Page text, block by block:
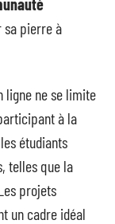
sa pierre à
ligne ne se limite
à la
étudiants
telles que la
projets
un cadre idéal